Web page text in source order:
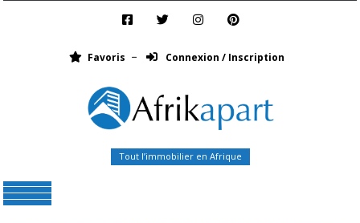
Favoris Connexion / Inscription
Tout l’immobilier en Afrique